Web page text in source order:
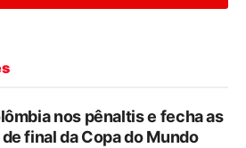
nos pênaltis e fecha as
final da Copa do Mundo